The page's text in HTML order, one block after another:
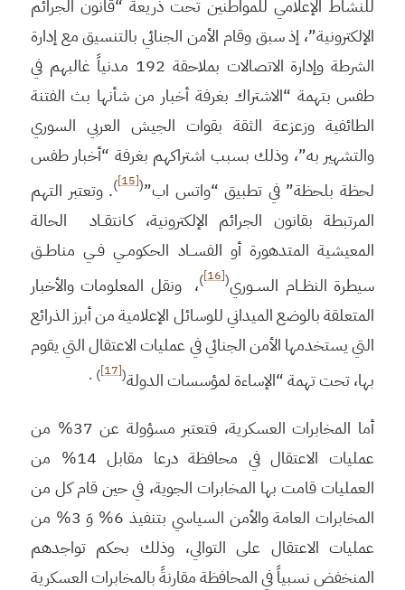
للنشاط الإعلامي للمواطنين تحت ذريعة “قانون الجرائم
الإلكترونية”، إذ سبق وقام الأمن الجنائي بالتنسيق مع إدارة
الشرطة وإدارة الاتصالات بملاحقة 192 مدنياً غالبهم في
طفس بتهمة “الاشتراك بغرفة أخبار من شأنها بث الفتنة
الطائفية وزعزعة الثقة بقوات الجيش العربي السوري
والتشهير به”، وذلك بسبب اشتراكهم بغرفة “أخبار طفس
لحظة بلحظة” في تطبيق “واتس اب”(
[15]
). وتعتبر التهم
المرتبطة بقانون الجرائم الإلكترونية، كـانتقــاد الحالة
المعيشية المتدهورة أو الفســاد الحكومــي فــي مناطــق
سيطرة النظــام الســوري(
[16]
)، ونقل المعلومات والأخبار
المتعلقة بالوضع الميداني للوسائل الإعلامية من أبرز الذرائع
التي يستخدمها الأمن الجنائي في عمليات الاعتقال التي يقوم
بها، تحت تهمة “الإساءة لمؤسسات الدولة(
[17]
) .
أما المخابرات العسكرية، فتعتبر مسؤولة عن 37% من
عمليات الاعتقال في محافظة درعا مقابل 14% من
العمليات قامت بها المخابرات الجوية، في حين قام كل من
المخابرات العامة والأمن السياسي بتنفيذ 6% وَ 3% من
عمليات الاعتقال على التوالي، وذلك بحكم تواجدهم
المنخفض نسبياً في المحافظة مقارنةً بالمخابرات العسكرية